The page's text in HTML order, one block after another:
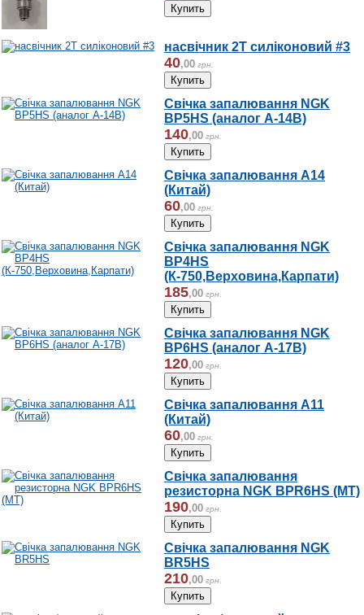
насвічник 2Т силіконовий #3
40,00 грн.
Свічка запалювання NGK
BP5HS (аналог A-14B)
140,00 грн.
Свічка запалювання А14
(Китай)
60,00 грн.
Свічка запалювання NGK
BP4HS
(К-750,Верховина,Карпати)
185,00 грн.
Cвічка запалювання NGK
BP6HS (аналог A-17B)
120,00 грн.
Свічка запалювання А11
(Китай)
60,00 грн.
Свічка запалювання
резисторна NGK BPR6HS (МТ)
190,00 грн.
Свічка запалювання NGK
BR5HS
210,00 грн.